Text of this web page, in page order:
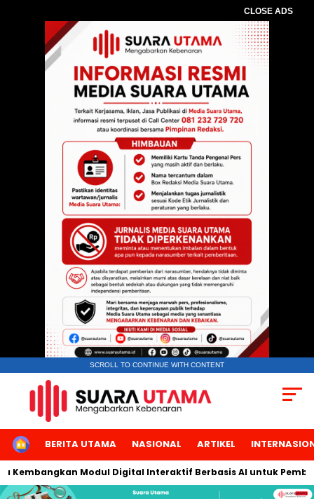
CLOSE ADS
SCROLL TO CONTINUE WITH CONTENT
HOMEBERITA UTAMA NASIONAL ARTIKEL
Kembangkan Modul Digital Interaktif Berbasis AI untuk